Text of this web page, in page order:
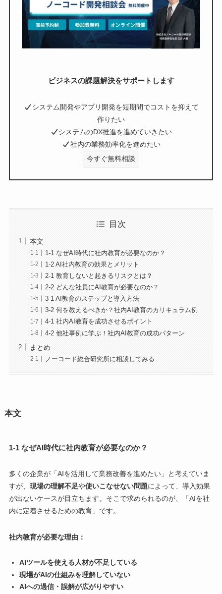
ビジネスの課題解決をサポートします
システム開発やアプリ開発を短期間でコストを抑えて
作りたい
システムのDX推進を進めていきたい
社内の業務効率化を進めたい
今すぐ無料相談
目次
本文
1-1 なぜAI時代に社内教育が必要なのか？
1-2 AI社内教育の効果とメリット
2-1 教育しないと起きるリスクとは？
2-2 どんな社員にAI教育が必要なのか？
3-1 AI教育のステップと導入方法
3-2 何を教えるべきか？社内AI教育のカリキュラム例
4-1 社内AI教育を成功させるポイント
4-2 他社事例に学ぶ！社内AI教育の成功パターン
まとめ
ノーコード総合研究所に相談してみる
本文
1-1 なぜAI時代に社内教育が必要なのか？
多くの企業が「AIを活用して業務改善を進めたい」と考えていま
すが、 現場の理解不足や使いこなせない問題によって、導入効果
が出ないケースが目立ちます。そこで求められるのが、「AIを社
内に定着させるための教育」です。
社内教育が必要な理由：
AIツールを使える人材が不足している
現場がAIの仕組みを理解していない
AIへの過信・誤解が広がりやすい